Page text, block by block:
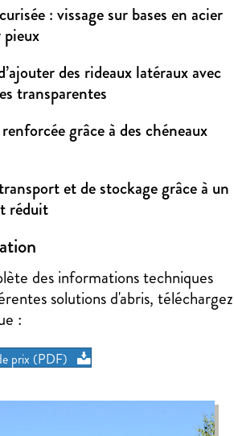
: vissage sur bases en acier
des rideaux latéraux avec
transparentes
grâce à des chéneaux
et de stockage grâce à un
réduit
des informations techniques
solutions d'abris, téléchargez
:
prix (PDF)